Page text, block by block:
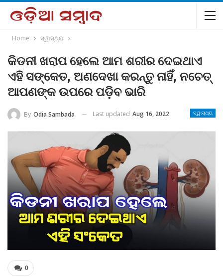
Home ସ୍ୱାସ୍ଥ୍ୟ
କିଡନୀ ଖରାପ ହେଲେ ଆମ ଶରୀର ଦେଇଥାଏ
ଏହି ସଙ୍କେତ, ଅଣଦେଖା କରନ୍ତୁ ନାହିଁ, ନଚେତ୍
ଆପଣଙ୍କ ଉପରେ ପଡ଼ିବ ଭାରି
ସ୍ୱାସ୍ଥ୍ୟ
By Odia Sambada Last updated Aug 16, 2022
0